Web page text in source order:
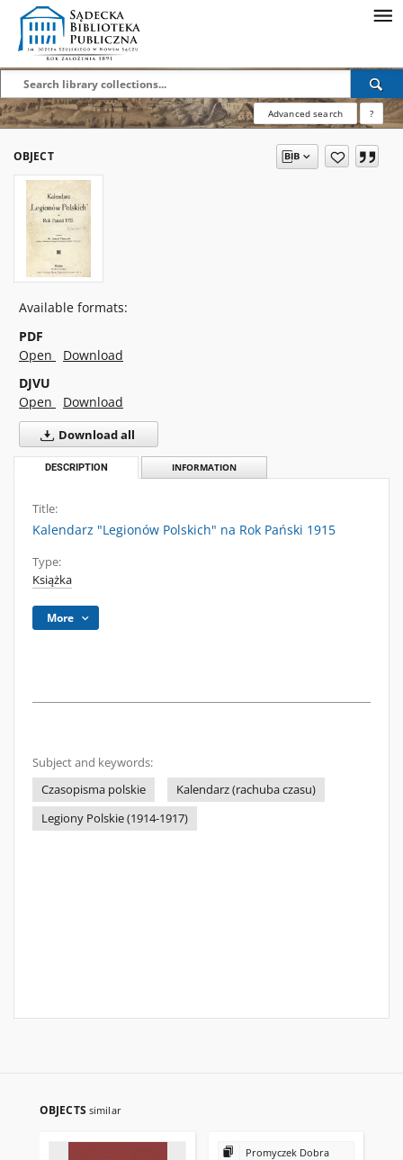
Advanced search ?
OBJECT
Available formats:
PDF
Open
Download
DJVU
Open
Download
Download all
DESCRIPTION INFORMATION
Title:
Kalendarz "Legionów Polskich" na Rok Pański 1915
Type:
Książka
More
Subject and keywords:
Czasopisma polskie
Kalendarz (rachuba czasu)
Legiony Polskie (1914-1917)
OBJECTS similar
Promyczek Dobra